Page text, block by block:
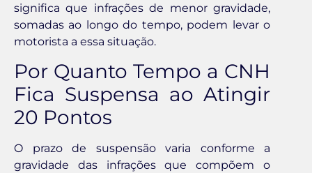
significa que infrações de menor gravidade,
somadas ao longo do tempo, podem levar o
motorista a essa situação.
Por Quanto Tempo a CNH
Fica Suspensa ao Atingir
20 Pontos
O prazo de suspensão varia conforme a
gravidade das infrações que compõem o